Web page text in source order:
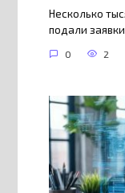
Несколько
подали заявки
0 2